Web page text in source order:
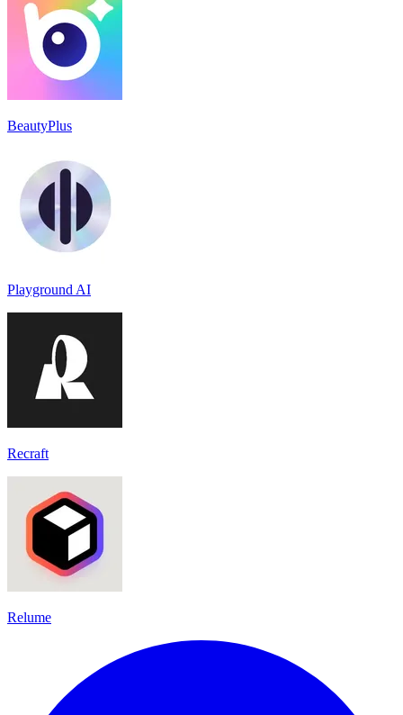
BeautyPlus
Playground AI
Recraft
Relume